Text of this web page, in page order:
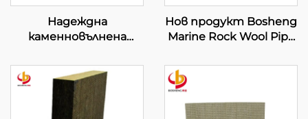
Надеждна
каменновълнена
индустриални
водопроводни
инсталации като
топлинен изолатор
Нов продукт Bosheng
Marine Rock Wool Pipe
Огнеупорен
топлоизолация